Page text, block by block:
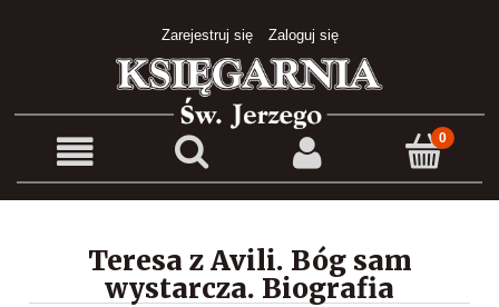
Zarejestruj się Zaloguj się
Teresa z Avili. Bóg sam
wystarcza. Biografia